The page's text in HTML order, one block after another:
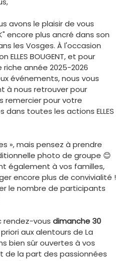
avons le plaisir de vous
encore plus ancré dans son
les Vosges. À l'occasion
BOUGENT, et pour
année 2025-2026
événements, nous vous
à nous retrouver pour
remercier pour votre
toutes les actions ELLES
», mais pensez à prendre
photo de groupe 😊
également à vos familles,
encore plus de convivialité !
le nombre de participants
rendez-vous dimanche 30
aux alentours de La
bien sûr ouvertes à vos
de la part des passionnées